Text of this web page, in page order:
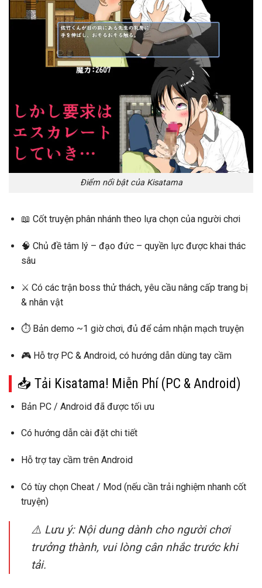
Điểm nổi bật của Kisatama
📖 Cốt truyện phân nhánhtheo lựa chọn của người chơi
🧠 Chủ đề tâm lý – đạo đức – quyền lựcđược khai thác
sâu
⚔️ Có các trận boss thử thách, yêu cầu nâng cấp trang bị
& nhân vật
⏱️ Bản demo ~1 giờ chơi, đủ để cảm nhận mạch truyện
🎮 Hỗ trợ PC & Android, có hướng dẫn dùng tay cầm
📥 Tải Kisatama! Miễn Phí (PC & Android)
Bản PC / Androidđã được tối ưu
Có hướng dẫn cài đặt chi tiết
Hỗ trợ tay cầm trên Android
Có tùy chọn Cheat / Mod(nếu cần trải nghiệm nhanh cốt
truyện)
⚠️ Lưu ý:Nội dung dành cho người chơi
trưởng thành, vui lòng cân nhắc trước khi
tải.